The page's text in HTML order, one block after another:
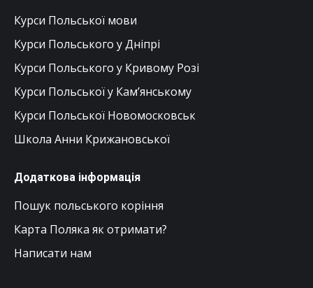
Курси Польської мови
Курси Польського у Дніпрі
Курси Польського у Кривому Розі
Курси Польської у Кам’янському
Курси Польської Новомосковськ
Школа Анни Крижановської
Додаткова інформація
Пошук польського коріння
Карта Поляка як отримати?
Написати нам